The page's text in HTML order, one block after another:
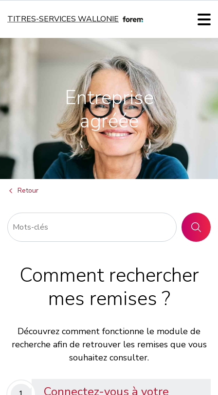
TITRES-SERVICES WALLONIE
Entreprise
agréée
Retour
Comment rechercher
mes remises ?
Découvrez comment fonctionne le module de
recherche afin de retrouver les remises que vous
souhaitez consulter.
Connectez-vous à votre